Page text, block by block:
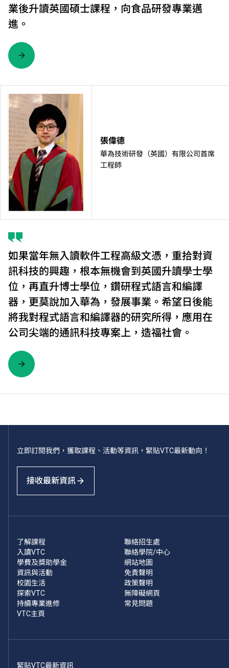
業後升讀英國碩士課程，向食品研發專業邁
進。
張偉德
華為技術研發（英國）有限公司首席
工程師
如果當年無入讀軟件工程高級文憑，重拾對資
訊科技的興趣，根本無機會到英國升讀學士學
位，再直升博士學位，鑽研程式語言和編譯
器，更莫說加入華為，發展事業。希望日後能
將我對程式語言和編譯器的研究所得，應用在
公司尖端的通訊科技專案上，造福社會。
立即訂閱我們，獲取課程、活動等資訊，緊貼VTC最新動向！
接收最新資訊
了解課程
入讀VTC
學費及獎助學金
資訊與活動
校園生活
探索VTC
持續專業進修
VTC主頁
聯絡招生處
聯絡學院/中心
網站地圖
免責聲明
政策聲明
無障礙網頁
常見問題
緊貼VTC最新資訊